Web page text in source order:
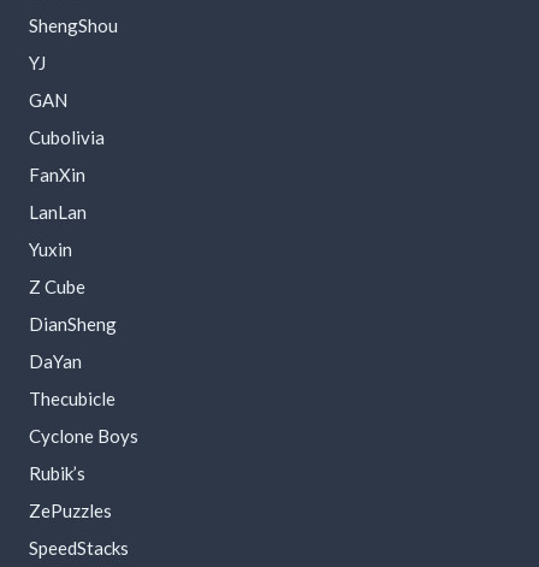
ShengShou
YJ
GAN
Cubolivia
FanXin
LanLan
Yuxin
Z Cube
DianSheng
DaYan
Thecubicle
Cyclone Boys
Rubik’s
ZePuzzles
SpeedStacks